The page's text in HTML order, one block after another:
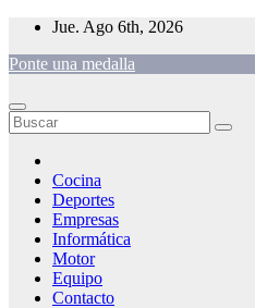
Saltar
contenido
Jue. Ago 6th, 2026
Ponte una medalla
Cocina
Deportes
Empresas
Informática
Motor
Equipo
Contacto